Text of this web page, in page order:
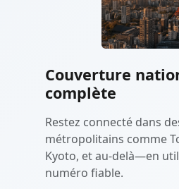
Couverture
complète
Restez connecté dans
métropolitains comme
Kyoto, et au-delà—en
numéro fiable.